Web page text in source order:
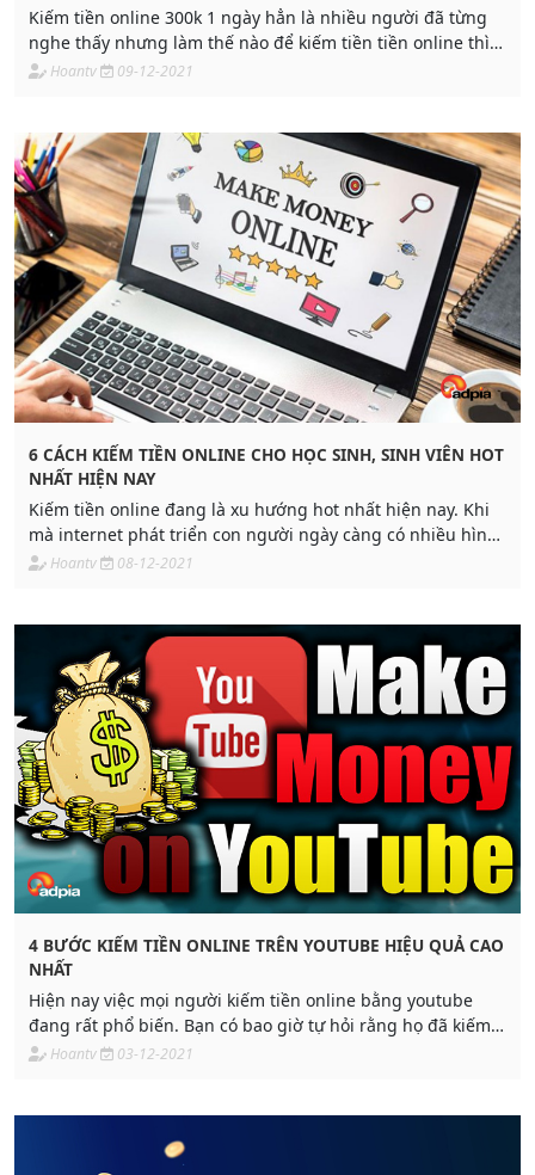
Kiếm tiền online 300k 1 ngày hẳn là nhiều người đã từng
nghe thấy nhưng làm thế nào để kiếm tiền tiền online thì
không phải ai cũng biết.
Hoantv 09-12-2021
6 CÁCH KIẾM TIỀN ONLINE CHO HỌC SINH, SINH VIÊN HOT
NHẤT HIỆN NAY
Kiếm tiền online đang là xu hướng hot nhất hiện nay. Khi
mà internet phát triển con người ngày càng có nhiều hình
thức kiếm tiền nâng cao thu nhập
Hoantv 08-12-2021
4 BƯỚC KIẾM TIỀN ONLINE TRÊN YOUTUBE HIỆU QUẢ CAO
NHẤT
Hiện nay việc mọi người kiếm tiền online bằng youtube
đang rất phổ biến. Bạn có bao giờ tự hỏi rằng họ đã kiếm
tiền từ nền tảng youtube như thế nào không?
Hoantv 03-12-2021